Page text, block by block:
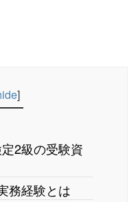
]
2級の受験資
務経験とは